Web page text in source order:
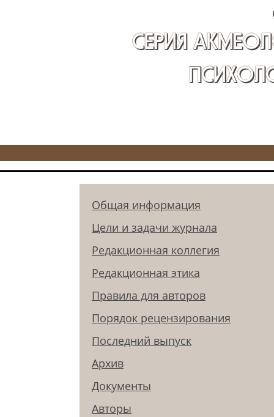
СЕРИЯ
Общая информация
Цели и задачи журнала
Редакционная коллегия
Редакционная этика
Правила для авторов
Порядок рецензирования
Последний выпуск
Архив
Документы
Авторы